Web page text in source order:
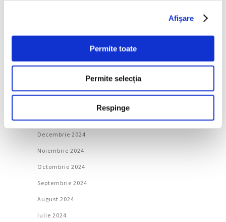
Afişare
Permite toate
Permite selecția
Respinge
Iunie 2025
Aprilie 2025
Ianuarie 2025
Decembrie 2024
Noiembrie 2024
Octombrie 2024
Septembrie 2024
August 2024
Iulie 2024